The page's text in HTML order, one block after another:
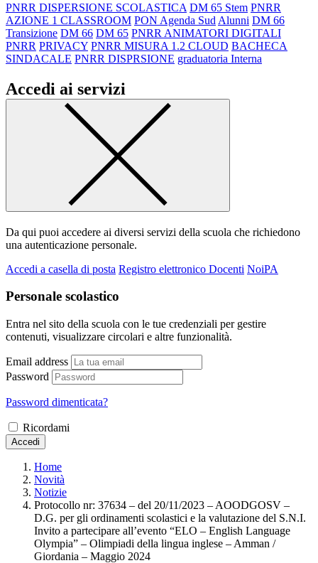
PNRR DISPERSIONE SCOLASTICA DM 65 Stem PNRR
AZIONE 1 CLASSROOM PON Agenda Sud Alunni DM 66
Transizione DM 66 DM 65 PNRR ANIMATORI DIGITALI
PNRR PRIVACY PNRR MISURA 1.2 CLOUD BACHECA
SINDACALE PNRR DISPRSIONE graduatoria Interna
Accedi ai servizi
Da qui puoi accedere ai diversi servizi della scuola che richiedono
una autenticazione personale.
Accedi a casella di posta Registro elettronico Docenti NoiPA
Personale scolastico
Entra nel sito della scuola con le tue credenziali per gestire
contenuti, visualizzare circolari e altre funzionalità.
Email address
Password
Password dimenticata?
Ricordami
Accedi
Home
Novità
Notizie
Protocollo nr: 37634 – del 20/11/2023 – AOODGOSV –
D.G. per gli ordinamenti scolastici e la valutazione del S.N.I.
Invito a partecipare all’evento “ELO – English Language
Olympia” – Olimpiadi della lingua inglese – Amman /
Giordania – Maggio 2024